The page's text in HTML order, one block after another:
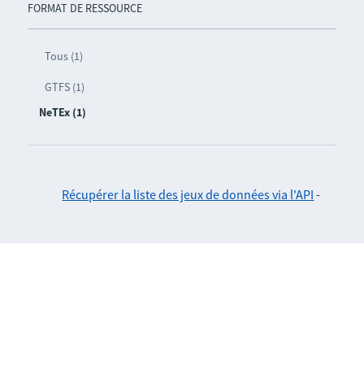
FORMAT DE RESSOURCE
Tous (1)
GTFS (1)
NeTEx (1)
Récupérer la liste des jeux de données via l'API -